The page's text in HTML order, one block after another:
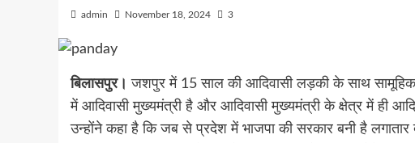
admin November 18, 2024 3
बिलासपुर। जशपुर में 15 साल की आदिवासी लड़की के साथ
में आदिवासी मुख्यमंत्री है और आदिवासी मुख्यमंत्री के क्षेत्र में ही
उन्होंने कहा है कि जब से प्रदेश में भाजपा की सरकार बनी है लगातार